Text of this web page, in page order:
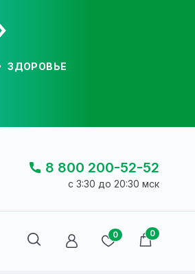
ЗДОРОВЬЕ
8 800 200-52-52
c 3:30 до 20:30 мск
0 0